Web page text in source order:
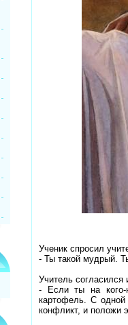
Ученик спросил
- Ты такой мудрый.
Учитель согласился
- Если ты на кого-
картофель. С
конфликт, и положи